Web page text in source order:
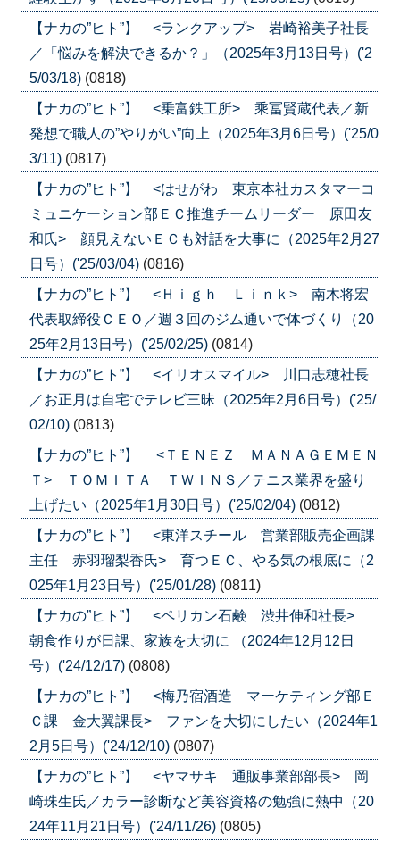
【ナカの”ヒト”】 <ランクアップ> 岩崎裕美子社長
／「悩みを解決できるか？」（2025年3月13日号）('2
5/03/18) (0818)
【ナカの”ヒト”】 <乗富鉄工所> 乘冨賢蔵代表／新
発想で職人の”やりがい”向上（2025年3月6日号）('25/0
3/11) (0817)
【ナカの”ヒト”】 <はせがわ 東京本社カスタマーコ
ミュニケーション部ＥＣ推進チームリーダー 原田友
和氏> 顔見えないＥＣも対話を大事に（2025年2月27
日号）('25/03/04) (0816)
【ナカの”ヒト”】 <Ｈｉｇｈ Ｌｉｎｋ> 南木将宏
代表取締役ＣＥＯ／週３回のジム通いで体づくり（20
25年2月13日号）('25/02/25) (0814)
【ナカの”ヒト”】 <イリオスマイル> 川口志穂社長
／お正月は自宅でテレビ三昧（2025年2月6日号）('25/
02/10) (0813)
【ナカの”ヒト”】 <ＴＥＮＥＺ ＭＡＮＡＧＥＭＥＮ
Ｔ> ＴＯＭＩＴＡ ＴＷＩＮＳ／テニス業界を盛り
上げたい（2025年1月30日号）('25/02/04) (0812)
【ナカの”ヒト”】 <東洋スチール 営業部販売企画課
主任 赤羽瑠梨香氏> 育つＥＣ、やる気の根底に（2
025年1月23日号）('25/01/28) (0811)
【ナカの”ヒト”】 <ペリカン石鹸 渋井伸和社長>
朝食作りが日課、家族を大切に （2024年12月12日
号）('24/12/17) (0808)
【ナカの”ヒト”】 <梅乃宿酒造 マーケティング部Ｅ
Ｃ課 金大翼課長> ファンを大切にしたい（2024年1
2月5日号）('24/12/10) (0807)
【ナカの”ヒト”】 <ヤマサキ 通販事業部部長> 岡
崎珠生氏／カラー診断など美容資格の勉強に熱中（20
24年11月21日号）('24/11/26) (0805)